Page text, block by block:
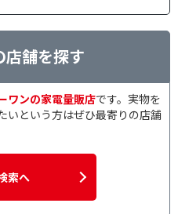
店舗を探す
ワンの家電量販店です。実物を
いという方はぜひ最寄りの店舗
索へ